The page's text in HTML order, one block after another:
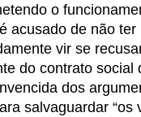
o
acusado de não
vir se
do contrato social
dos
salvaguardar “os